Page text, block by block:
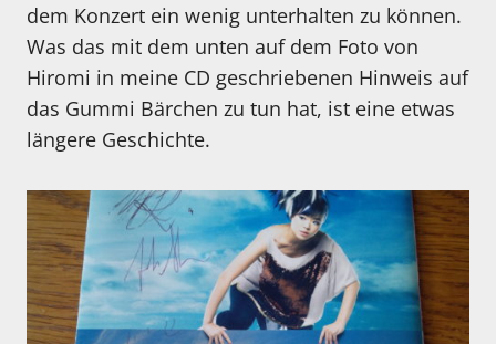
dem Konzert ein wenig unterhalten zu können.
Was das mit dem unten auf dem Foto von
Hiromi in meine CD geschriebenen Hinweis auf
das Gummi Bärchen zu tun hat, ist eine etwas
längere Geschichte.